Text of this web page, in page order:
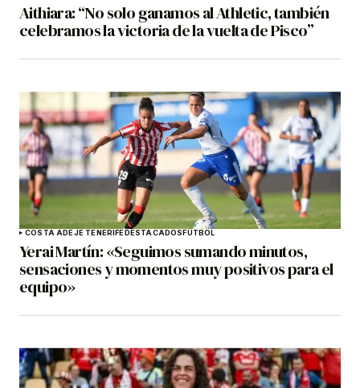
Aithiara: “No solo ganamos al Athletic, también
celebramos la victoria de la vuelta de Pisco”
COSTA ADEJE TENERIFEDESTACADOSFÚTBOL
Yerai Martín: «Seguimos sumando minutos,
sensaciones y momentos muy positivos para el
equipo»